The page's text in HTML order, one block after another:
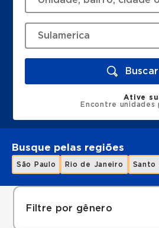
Buscar
Ative
Encontre
Busque pelas regiões
São Paulo Rio de Janeiro Santo
Filtre por gênero